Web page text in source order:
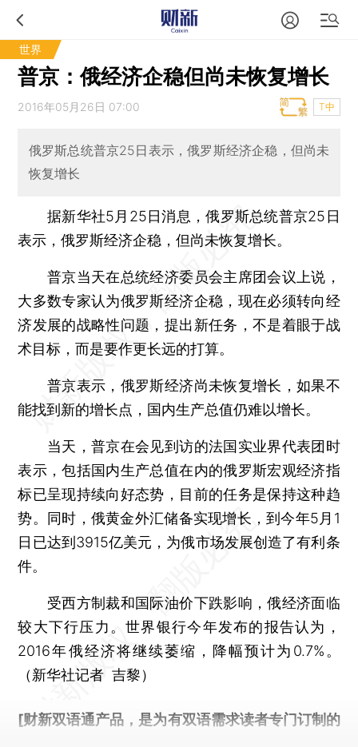
世界
普京：俄经济企稳但尚未恢复增长
2016年05月26日 07:00 T中
俄罗斯总统普京25日表示，俄罗斯经济企稳，但尚未
恢复增长
据新华社5月25日消息，俄罗斯总统普京25日
表示，俄罗斯经济企稳，但尚未恢复增长。
普京当天在总统经济委员会主席团会议上说，
大多数专家认为俄罗斯经济企稳，现在必须转向经
济发展的战略性问题，提出新任务，不是着眼于战
术目标，而是要作更长远的打算。
普京表示，俄罗斯经济尚未恢复增长，如果不
能找到新的增长点，国内生产总值仍难以增长。
当天，普京在会见到访的法国实业界代表团时
表示，包括国内生产总值在内的俄罗斯宏观经济指
标已呈现持续向好态势，目前的任务是保持这种趋
势。同时，俄黄金外汇储备实现增长，到今年5月1
日已达到3915亿美元，为俄市场发展创造了有利条
件。
受西方制裁和国际油价下跌影响，俄经济面临
较大下行压力。世界银行今年发布的报告认为，
2016年俄经济将继续萎缩，降幅预计为0.7%。
（新华社记者 吉黎）
[财新双语通产品，是为有双语需求读者专门订制的